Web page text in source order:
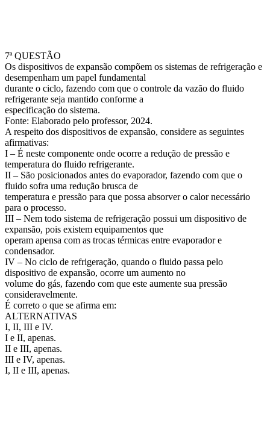
7ª QUESTÃO
Os dispositivos de expansão compõem os sistemas de refrigeração e
desempenham um papel fundamental
durante o ciclo, fazendo com que o controle da vazão do fluido
refrigerante seja mantido conforme a
especificação do sistema.
Fonte: Elaborado pelo professor, 2024.
A respeito dos dispositivos de expansão, considere as seguintes
afirmativas:
I – É neste componente onde ocorre a redução de pressão e
temperatura do fluido refrigerante.
II – São posicionados antes do evaporador, fazendo com que o
fluido sofra uma redução brusca de
temperatura e pressão para que possa absorver o calor necessário
para o processo.
III – Nem todo sistema de refrigeração possui um dispositivo de
expansão, pois existem equipamentos que
operam apensa com as trocas térmicas entre evaporador e
condensador.
IV – No ciclo de refrigeração, quando o fluido passa pelo
dispositivo de expansão, ocorre um aumento no
volume do gás, fazendo com que este aumente sua pressão
consideravelmente.
É correto o que se afirma em:
ALTERNATIVAS
I, II, III e IV.
I e II, apenas.
II e III, apenas.
III e IV, apenas.
I, II e III, apenas.